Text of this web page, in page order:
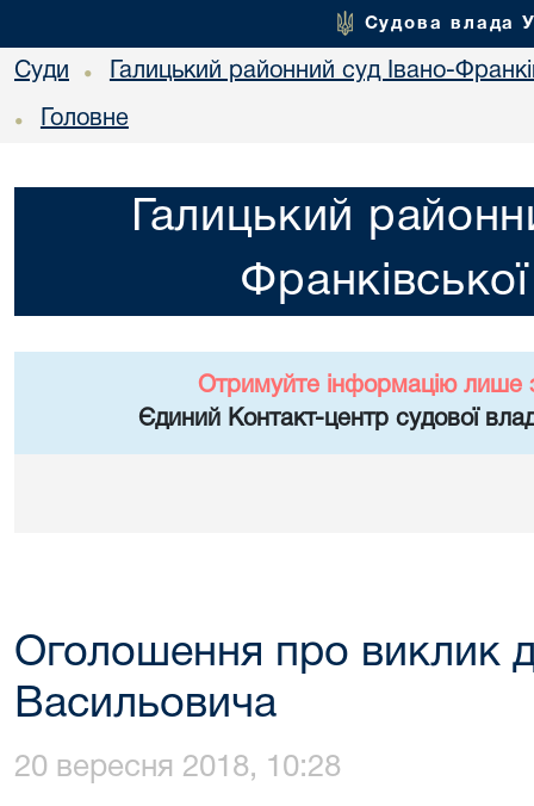
Судова влада
Суди • Галицький районний суд Івано-
• Головне
Галицький
Отримуйте інформацію лише
Єдиний Контакт-центр судової
Оголошення про виклик
Васильовича
20 вересня 2018, 10:28